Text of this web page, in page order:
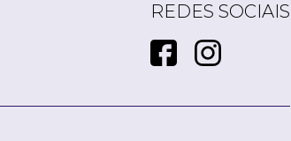
REDES SOCIAIS